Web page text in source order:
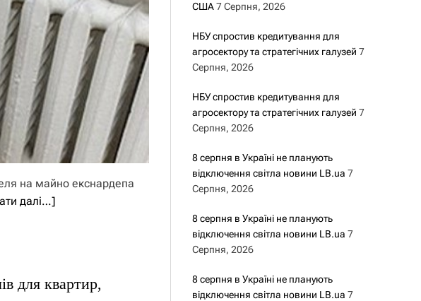
на майно екснардепа
далі…]
для квартир,
США 7 Серпня, 2026
НБУ спростив кредитування для
агросектору та стратегічних галузей 7
Серпня, 2026
НБУ спростив кредитування для
агросектору та стратегічних галузей 7
Серпня, 2026
8 серпня в Україні не планують
відключення світла новини LB.ua 7
Серпня, 2026
8 серпня в Україні не планують
відключення світла новини LB.ua 7
Серпня, 2026
8 серпня в Україні не планують
відключення світла новини LB.ua 7